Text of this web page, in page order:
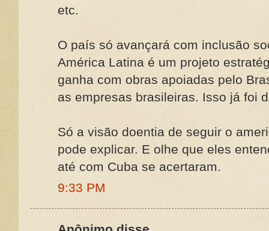
etc.
O país só avançará com inclusão
América Latina é um projeto
ganha com obras apoiadas pelo
as empresas brasileiras. Isso já foi
Só a visão doentia de seguir o
pode explicar. E olhe que eles
até com Cuba se acertaram.
9:33 PM